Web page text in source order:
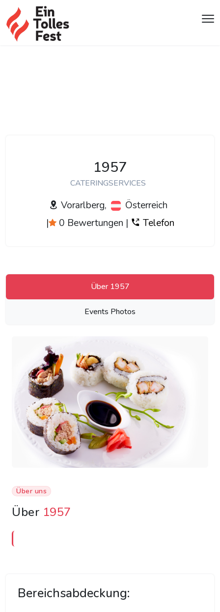
1957
CATERINGSERVICES
Vorarlberg,
Österreich
|
0 Bewertungen | Telefon
Über 1957
Events Photos
Über uns
Über 1957
Bereichsabdeckung: